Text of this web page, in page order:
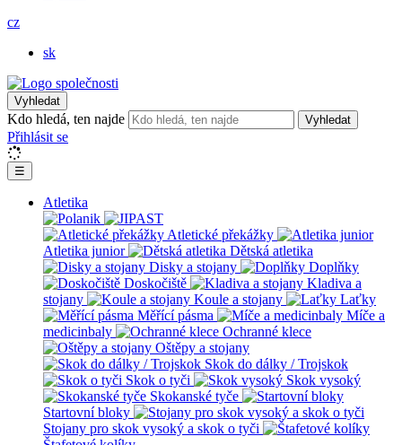
cz
sk
Vyhledat
Kdo hledá, ten najde Vyhledat
Přihlásit se
☰
Atletika
Atletické překážky
Atletika junior
Dětská atletika
Disky a stojany
Doplňky
Doskočiště
Kladiva a
stojany
Koule a stojany
Laťky
Měřící pásma
Míče a
medicinbaly
Ochranné klece
Oštěpy a stojany
Skok do dálky / Trojskok
Skok o tyči
Skok vysoký
Skokanské tyče
Startovní bloky
Stojany pro skok vysoký a skok o tyči